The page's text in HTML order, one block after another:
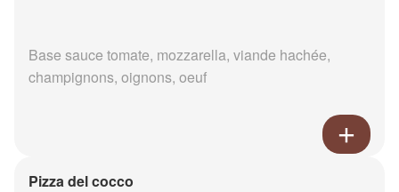
Base sauce tomate, mozzarella, viande hachée,
champignons, oignons, oeuf
Pizza del cocco